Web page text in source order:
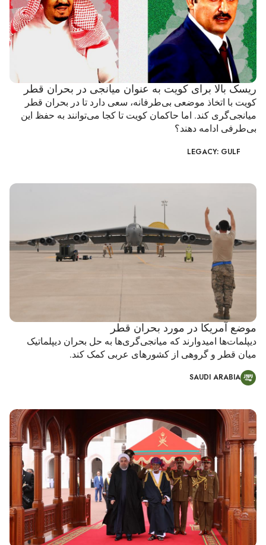
ریسک بالا برای کویت به عنوان میانجی در بحران قطر
کویت با اتخاذ موضعی بی‌طرفانه، سعی دارد تا در بحران قطر
میانجی‌گری کند. اما حاکمان کویت تا کجا می‌توانند به حفظ این
بی‌طرفی ادامه دهند؟
LEGACY: GULF
موضع آمریکا در مورد بحران قطر
دیپلمات‌ها امیدوارند که میانجی‌گری‌ها به حل بحران دیپلماتیک
میان قطر و گروهی از کشورهای عربی کمک کند.
SAUDI ARABIA